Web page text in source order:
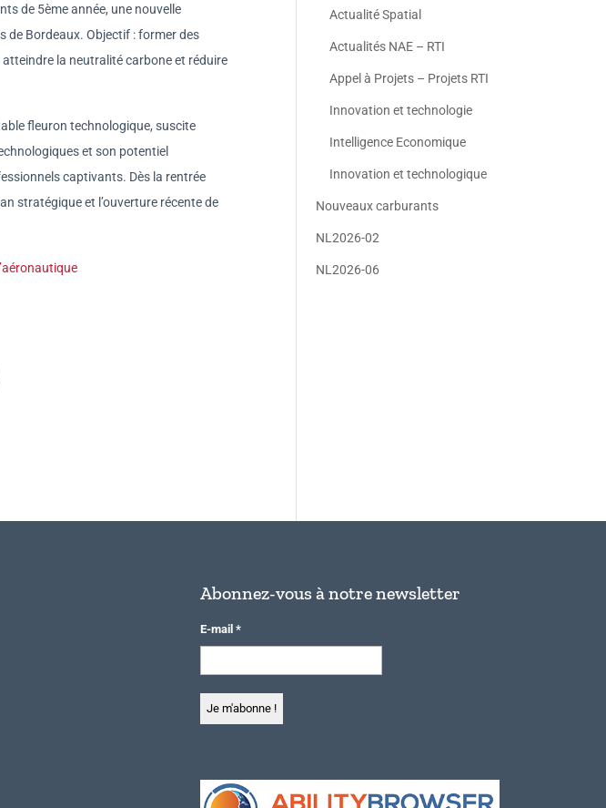
de 5ème année, une nouvelle
de Bordeaux. Objectif : former des
la neutralité carbone et réduire
fleuron technologique, suscite
et son potentiel
captivants. Dès la rentrée
stratégique et l’ouverture récente de
Actualité Spatial
Actualités NAE – RTI
Appel à Projets – Projets RTI
Innovation et technologie
Intelligence Economique
Innovation et technologique
Nouveaux carburants
NL2026-02
NL2026-06
Abonnez-vous à notre newsletter
E-mail *